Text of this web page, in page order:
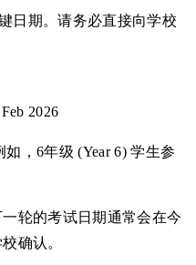
日期。请务必直接向学校
2026
，6年级 (Year 6) 学生参
轮的考试日期通常会在今
确认。